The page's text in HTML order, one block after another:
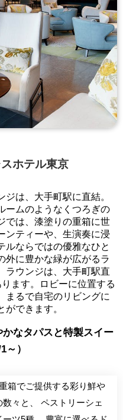
ホテル東京
は、大手町駅に直結。
ームのようなくつろぎの
では、漆塗りの重箱に世
ンティーや、生演奏に浸
ルならではの優雅なひと
外に豊かな緑が広がるラ
ラウンジは、大手町駅直
ます。ロビーに位置する
まるで自宅のリビングに
できます。
かなタパスと特製スイー
）
箱でご提供する彩り鮮や
々と、 ペストリーシェ